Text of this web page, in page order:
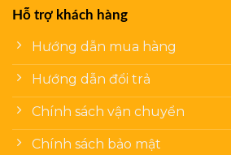
Hỗ trợ khách hàng
Hướng dẫn mua hàng
Hướng dẫn đổi trả
Chính sách vận chuyển
Chính sách bảo mật